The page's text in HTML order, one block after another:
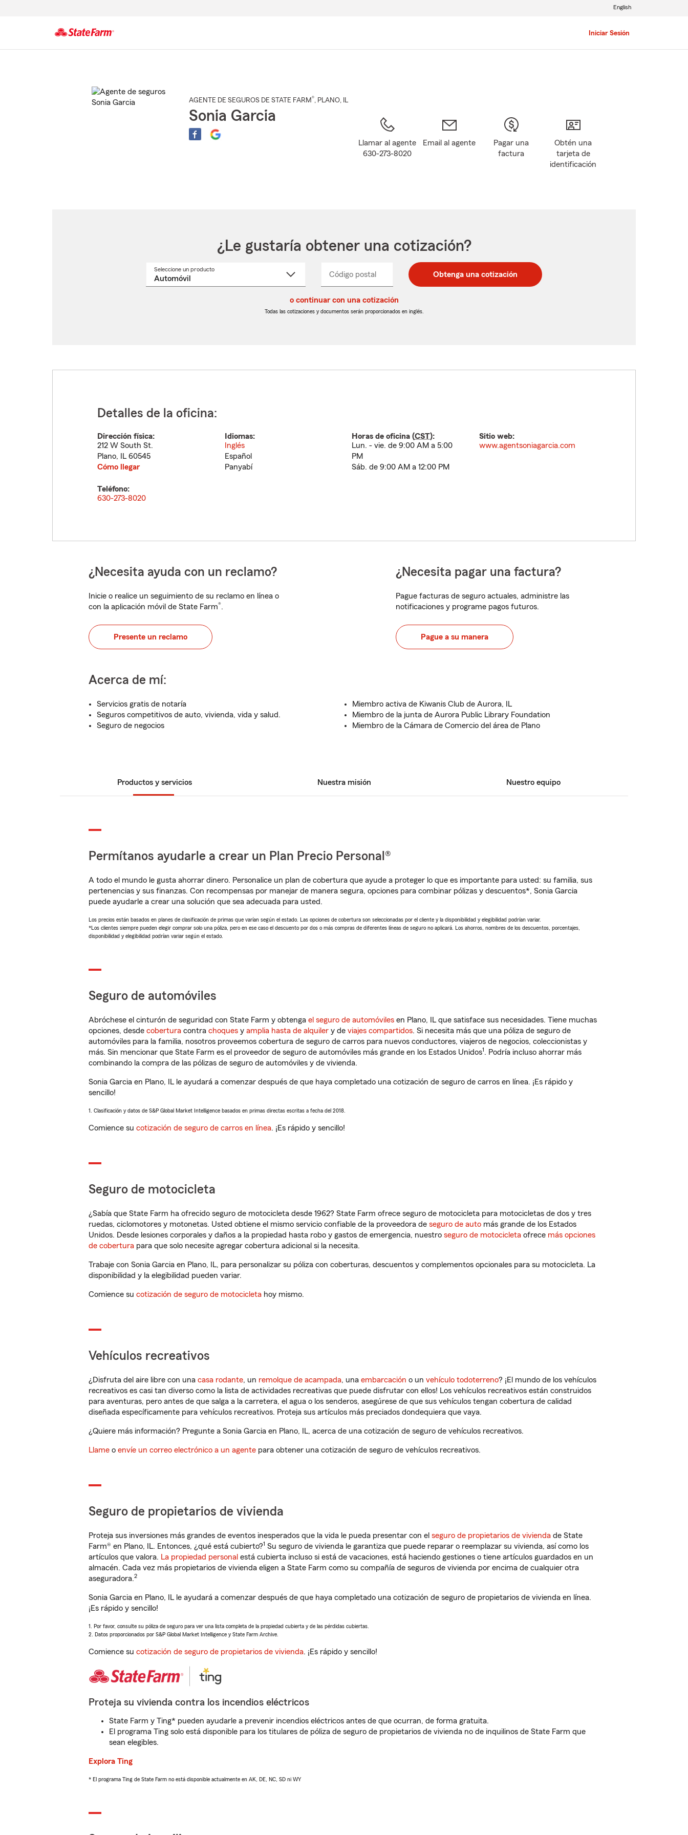
Iniciar Sesión
English
AGENTE DE SEGUROS DE STATE FARM®, PLANO, IL
Sonia Garcia
Llamar al agente
630-273-8020
Email al agente
Pagar una
factura
Obtén una
tarjeta de
identificación
¿Le gustaría obtener una cotización?
Seleccione un productoSeleccione
Código postal
postal
de
postal
de
_____ Obtenga una cotización
o continuar con una cotización
Todas las cotizaciones y documentos serán proporcionados en inglés.
Detalles de la oficina:
Dirección física:
212 W South St.
Plano, IL 60545
Cómo llegar
Idiomas:
Inglés
Español
Panyabí
Horas de oficina (CST):
Lun. - vie. de 9:00 AM a 5:00
PM
Sáb. de 9:00 AM a 12:00 PM
Sitio web:
www.agentsoniagarcia.com
Teléfono:
630-273-8020
¿Necesita ayuda con un reclamo?
Inicie o realice un seguimiento de su reclamo en línea o
con la aplicación móvil de State Farm®.
Presente un reclamo
¿Necesita pagar una factura?
Pague facturas de seguro actuales, administre las
notificaciones y programe pagos futuros.
Pague a su manera
Acerca de mí:
Servicios gratis de notaría
Seguros competitivos de auto, vivienda, vida y salud.
Seguro de negocios
Miembro activa de Kiwanis Club de Aurora, IL
Miembro de la junta de Aurora Public Library Foundation
Miembro de la Cámara de Comercio del área de Plano
Productos y servicios Nuestra misión Nuestro equipo
Permítanos ayudarle a crear un Plan Precio Personal®
A todo el mundo le gusta ahorrar dinero. Personalice un plan de cobertura que ayude a proteger lo que es importante para usted: su familia, sus
pertenencias y sus finanzas. Con recompensas por manejar de manera segura, opciones para combinar pólizas y descuentos*, Sonia Garcia
puede ayudarle a crear una solución que sea adecuada para usted.
Los precios están basados en planes de clasificación de primas que varían según el estado. Las opciones de cobertura son seleccionadas por el cliente y la disponibilidad y elegibilidad podrían variar.
*Los clientes siempre pueden elegir comprar solo una póliza, pero en ese caso el descuento por dos o más compras de diferentes líneas de seguro no aplicará. Los ahorros, nombres de los descuentos, porcentajes,
disponibilidad y elegibilidad podrían variar según el estado.
Seguro de automóviles
Abróchese el cinturón de seguridad con State Farm y obtenga el seguro de automóviles en Plano, IL que satisface sus necesidades. Tiene muchas
opciones, desde cobertura contra choques y amplia hasta de alquiler y de viajes compartidos. Si necesita más que una póliza de seguro de
automóviles para la familia, nosotros proveemos cobertura de seguro de carros para nuevos conductores, viajeros de negocios, coleccionistas y
más. Sin mencionar que State Farm es el proveedor de seguro de automóviles más grande en los Estados Unidos1. Podría incluso ahorrar más
combinando la compra de las pólizas de seguro de automóviles y de vivienda.
Sonia Garcia en Plano, IL le ayudará a comenzar después de que haya completado una cotización de seguro de carros en línea. ¡Es rápido y
sencillo!
1. Clasificación y datos de S&P Global Market Intelligence basados en primas directas escritas a fecha del 2018.
Comience su cotización de seguro de carros en línea. ¡Es rápido y sencillo!
Seguro de motocicleta
¿Sabía que State Farm ha ofrecido seguro de motocicleta desde 1962? State Farm ofrece seguro de motocicleta para motocicletas de dos y tres
ruedas, ciclomotores y motonetas. Usted obtiene el mismo servicio confiable de la proveedora de seguro de auto más grande de los Estados
Unidos. Desde lesiones corporales y daños a la propiedad hasta robo y gastos de emergencia, nuestro seguro de motocicleta ofrece más opciones
de cobertura para que solo necesite agregar cobertura adicional si la necesita.
Trabaje con Sonia Garcia en Plano, IL, para personalizar su póliza con coberturas, descuentos y complementos opcionales para su motocicleta. La
disponibilidad y la elegibilidad pueden variar.
Comience su cotización de seguro de motocicleta hoy mismo.
Vehículos recreativos
¿Disfruta del aire libre con una casa rodante, un remolque de acampada, una embarcación o un vehículo todoterreno? ¡El mundo de los vehículos
recreativos es casi tan diverso como la lista de actividades recreativas que puede disfrutar con ellos! Los vehículos recreativos están construidos
para aventuras, pero antes de que salga a la carretera, el agua o los senderos, asegúrese de que sus vehículos tengan cobertura de calidad
diseñada específicamente para vehículos recreativos. Proteja sus artículos más preciados dondequiera que vaya.
¿Quiere más información? Pregunte a Sonia Garcia en Plano, IL, acerca de una cotización de seguro de vehículos recreativos.
Llame o envíe un correo electrónico a un agente para obtener una cotización de seguro de vehículos recreativos.
Seguro de propietarios de vivienda
Proteja sus inversiones más grandes de eventos inesperados que la vida le pueda presentar con el seguro de propietarios de vivienda de State
Farm® en Plano, IL. Entonces, ¿qué está cubierto?1 Su seguro de vivienda le garantiza que puede reparar o reemplazar su vivienda, así como los
artículos que valora. La propiedad personal está cubierta incluso si está de vacaciones, está haciendo gestiones o tiene artículos guardados en un
almacén. Cada vez más propietarios de vivienda eligen a State Farm como su compañía de seguros de vivienda por encima de cualquier otra
aseguradora.2
Sonia Garcia en Plano, IL le ayudará a comenzar después de que haya completado una cotización de seguro de propietarios de vivienda en línea.
¡Es rápido y sencillo!
1. Por favor, consulte su póliza de seguro para ver una lista completa de la propiedad cubierta y de las pérdidas cubiertas.
2. Datos proporcionados por S&P Global Market Intelligence y State Farm Archive.
Comience su cotización de seguro de propietarios de vivienda. ¡Es rápido y sencillo!
Proteja su vivienda contra los incendios eléctricos
State Farm y Ting* pueden ayudarle a prevenir incendios eléctricos antes de que ocurran, de forma gratuita.
El programa Ting solo está disponible para los titulares de póliza de seguro de propietarios de vivienda no de inquilinos de State Farm que
sean elegibles.
Explora Ting
* El programa Ting de State Farm no está disponible actualmente en AK, DE, NC, SD ni WY